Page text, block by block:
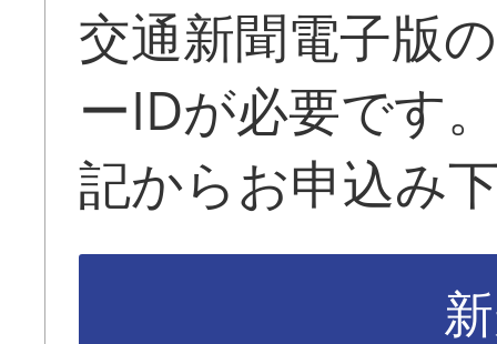
交通新聞電子版
ーIDが必要です
記からお申込み